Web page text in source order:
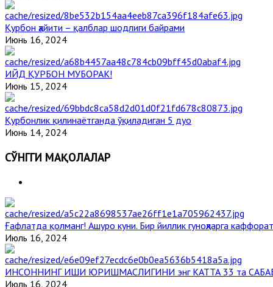
Қурбон ҳайити – қалблар шодлиги байрами
Июнь 16, 2024
ИЙД ҚУРБОН МУБОРАК!
Июнь 15, 2024
Қурбонлик қилинаётганда ўқиладиган 5 дуо
Июнь 14, 2024
СЎНГГИ МАҚОЛАЛАР
Ғафлатда қолманг! Ашуро куни. Бир йиллик гуноҳларга
Июль 16, 2024
ИНСОННИНГ ИШИ ЮРИШМАСЛИГИНИ энг КАТТА 33 та
Июль 16, 2024